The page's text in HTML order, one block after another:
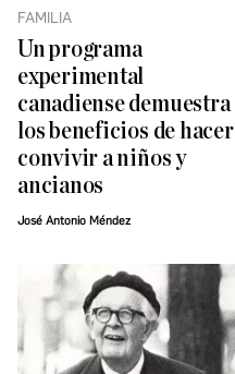
FAMILIA
Un programa
experimental
canadiense demuestra
los beneficios de hacer
convivir a niños y
ancianos
José Antonio Méndez